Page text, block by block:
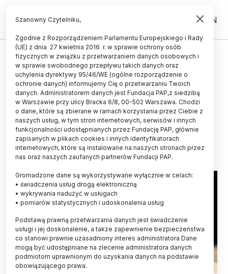
PL EN
UCZELNIE I INSTYTUCJE
Przedstawiciele środowisk
akademickich apelują o dialog w
związku z wydarzeniami po
orzeczeniu TK
28.10.2020
aktualizacja: 28.10.2020
2 minuty czytania
Szanowny Czytelniku,
Zgodnie z Rozporządzeniem Parlamentu Europejskiego i Rady
(UE) z dnia 27 kwietnia 2016 r. w sprawie ochrony osób
fizycznych w związku z przetwarzaniem danych osobowych i
w sprawie swobodnego przepływu takich danych oraz
uchylenia dyrektywy 95/46/WE (ogólne rozporządzenie o
ochronie danych) informujemy Cię o przetwarzaniu Twoich
danych. Administratorem danych jest Fundacja PAP,z siedzibą
w Warszawie przy ulicy Bracka 6/8, 00-502 Warszawa. Chodzi
o dane, które są zbierane w ramach korzystania przez Ciebie z
naszych usług, w tym stron internetowych, serwisów i innych
funkcjonalności udostępnianych przez Fundację PAP, głównie
zapisanych w plikach cookies i innych identyfikatorach
internetowych, które są instalowane na naszych stronach przez
nas oraz naszych zaufanych partnerów Fundacji PAP.
Gromadzone dane są wykorzystywane wyłącznie w celach:
• świadczenia usług drogą elektroniczną
• wykrywania nadużyć w usługach
• pomiarów statystycznych i udoskonalenia usług
Podstawą prawną przetwarzania danych jest świadczenie
usługi i jej doskonalenie, a także zapewnienie bezpieczeństwa
co stanowi prawnie uzasadniony interes administratora Dane
mogą być udostępniane na zlecenie administratora danych
podmiotom uprawnionym do uzyskania danych na podstawie
obowiązującego prawa.